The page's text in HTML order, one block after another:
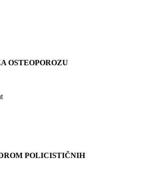
ZA OSTEOPOROZU
POLICISTIČNIH